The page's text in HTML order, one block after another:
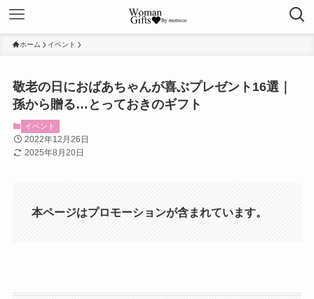
ホーム イベント
敬老の日におばあちゃんが喜ぶプレゼント16選｜
孫から贈る…とっておきのギフト
イベント
2022年12月26日
2025年8月20日
本ページはプロモーションが含まれています。